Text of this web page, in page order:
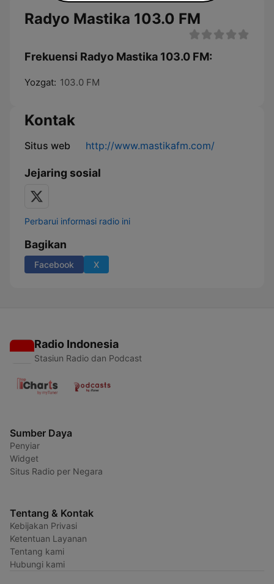
Radyo Mastika 103.0 FM
Frekuensi Radyo Mastika 103.0 FM:
Yozgat: 103.0 FM
Kontak
Situs web http://www.mastikafm.com/
Jejaring sosial
Perbarui informasi radio ini
Bagikan
Facebook X
Radio Indonesia
Stasiun Radio dan Podcast
Sumber Daya
Penyiar
Widget
Situs Radio per Negara
Tentang & Kontak
Kebijakan Privasi
Ketentuan Layanan
Tentang kami
Hubungi kami